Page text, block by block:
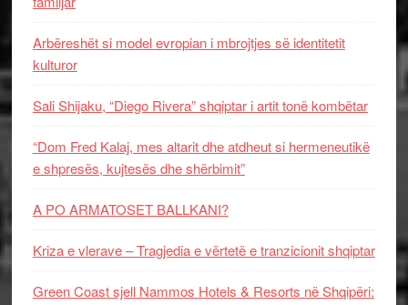
Arbëreshët si model evropian i mbrojtjes së identitetit
kulturor
Sali Shijaku, “Diego Rivera” shqiptar i artit tonë kombëtar
“Dom Fred Kalaj, mes altarit dhe atdheut si hermeneutikë
e shpresës, kujtesës dhe shërbimit”
A PO ARMATOSET BALLKANI?
Kriza e vlerave – Tragjedia e vërtetë e tranzicionit shqiptar
Green Coast sjell Nammos Hotels & Resorts në Shqipëri: